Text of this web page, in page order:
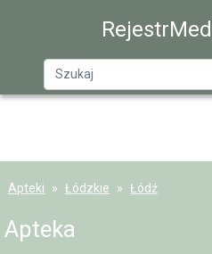
Apteki Łódzkie Łódź
Apteka